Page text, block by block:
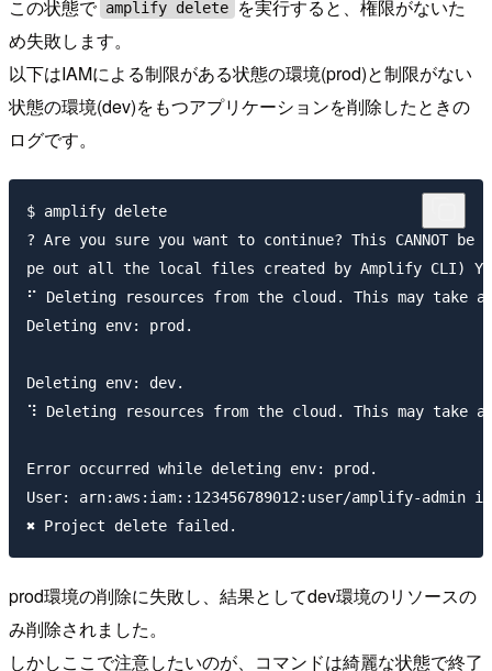
この状態で amplify delete
を実行すると、権限がないた
め失敗します。
以下はIAMによる制限がある状態の環境(prod)と制限がない
状態の環境(dev)をもつアプリケーションを削除したときの
ログです。
$ amplify delete
? Are you sure you want to continue? This
pe out all the local files created by Amplify CLI)
⠋ Deleting resources from the cloud. This may take
Deleting env: prod.
Deleting env: dev.
⠹ Deleting resources from the cloud. This may take
Error occurred while deleting env: prod.
User: arn:aws:iam::123456789012:user/amplify-
prod環境の削除に失敗し、結果としてdev環境のリソースの
み削除されました。
しかしここで注意したいのが、コマンドは綺麗な状態で終了